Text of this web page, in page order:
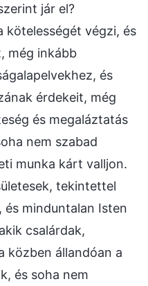
jár el?
kötelességét végzi, és
még inkább
és
érdekeit, még
és megaláztatás
nem szabad
munka kárt valljon.
tekintettel
és minduntalan Isten
csalárdak,
közben állandóan a
és soha nem